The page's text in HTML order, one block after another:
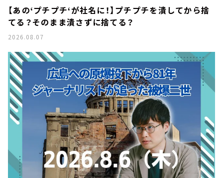
【あの‘プチプチ‘が社名に！】プチプチを潰してから捨
てる？そのまま潰さずに捨てる？
2026.08.07